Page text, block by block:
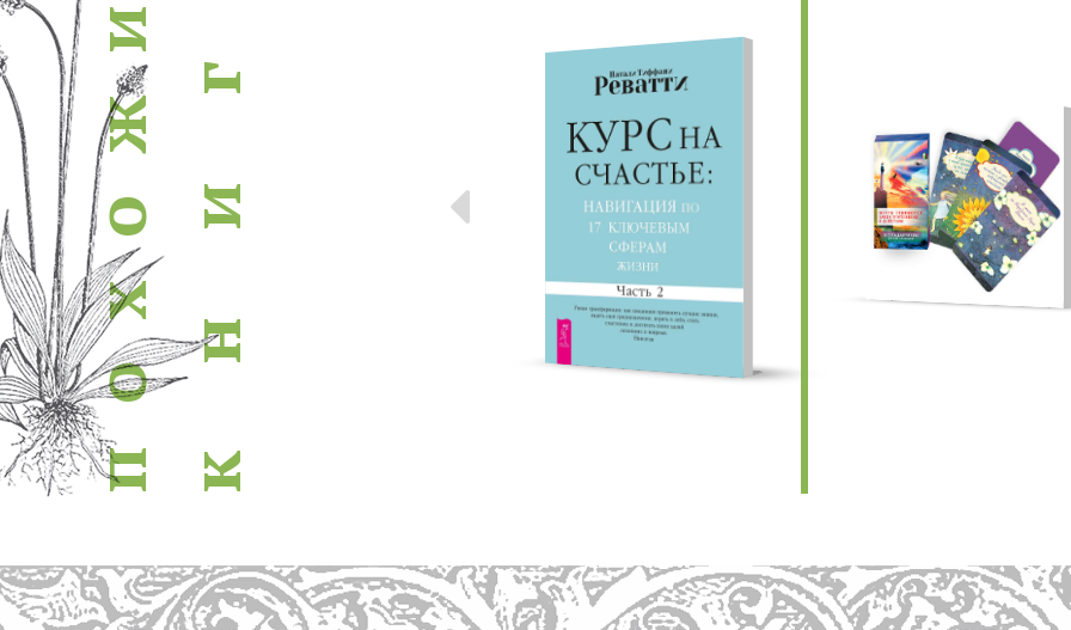
п
о
х
о
ж
и
к
н
и
г
Предыдущие